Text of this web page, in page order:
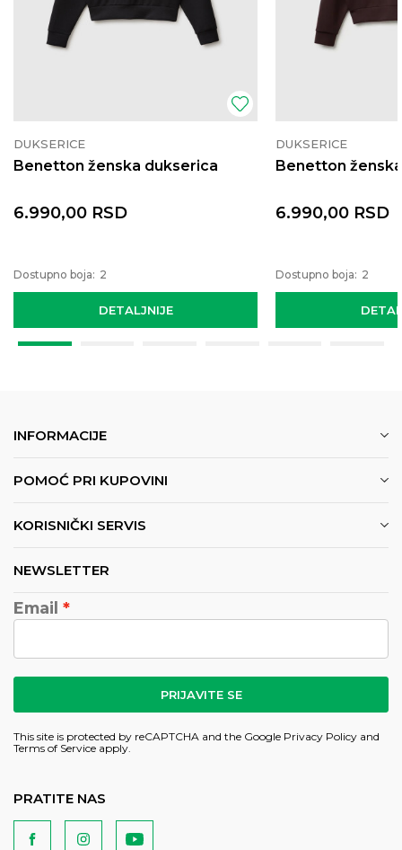
DUKSERICE
Benetton ženska dukserica
DETALJNIJE
6.990,00 RSD
Dostupno boja: 2
DUKSERICE
Benetton
6.990,00 RSD
Dostupno boja: 2
INFORMACIJE
POMOĆ PRI KUPOVINI
KORISNIČKI SERVIS
NEWSLETTER
Email
PRIJAVITE SE
This site is protected by reCAPTCHA and the Google Privacy Policy and
Terms of Service apply.
PRATITE NAS